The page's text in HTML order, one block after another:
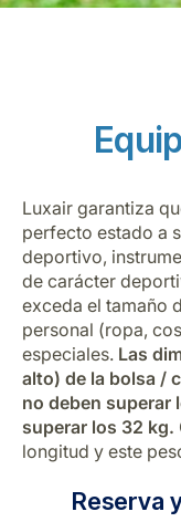
Carrera en Luxair
Luxair garantiza
perfecto estado a
deportivo,
de carácter
exceda el tamaño
personal (ropa,
especiales. Las
alto) de la bolsa /
no deben superar
superar los 32 kg.
longitud y este
Reserva